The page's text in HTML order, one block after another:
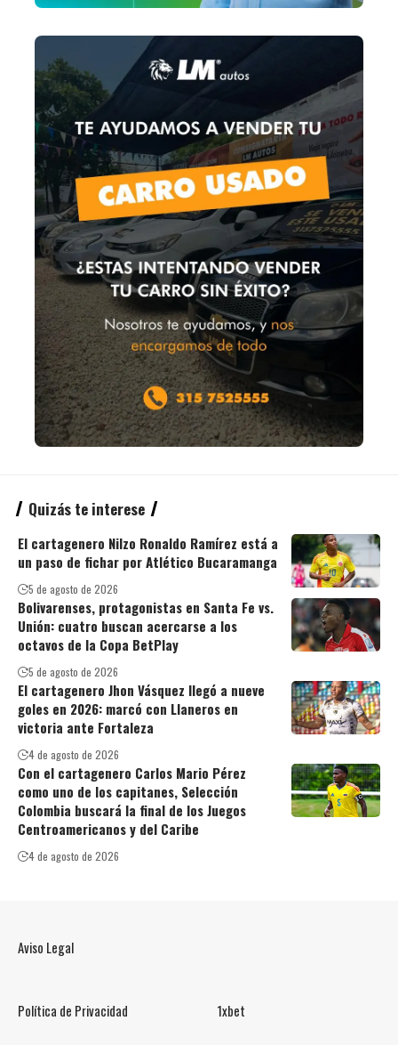
Quizás te interese
El cartagenero Nilzo Ronaldo Ramírez está a
un paso de fichar por Atlético Bucaramanga
5 de agosto de 2026
Bolivarenses, protagonistas en Santa Fe vs.
Unión: cuatro buscan acercarse a los
octavos de la Copa BetPlay
5 de agosto de 2026
El cartagenero Jhon Vásquez llegó a nueve
goles en 2026: marcó con Llaneros en
victoria ante Fortaleza
4 de agosto de 2026
Con el cartagenero Carlos Mario Pérez
como uno de los capitanes, Selección
Colombia buscará la final de los Juegos
Centroamericanos y del Caribe
4 de agosto de 2026
Aviso Legal
Política de Privacidad 1xbet